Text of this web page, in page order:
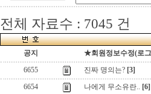
전체 자료수 : 7045 건
공지
★회원정보수정(로
6655
진짜 명의는? [3]
6654
나에게 무소유란.. [6]